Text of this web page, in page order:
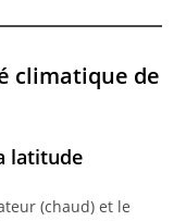
climatique de
latitude
(chaud) et le